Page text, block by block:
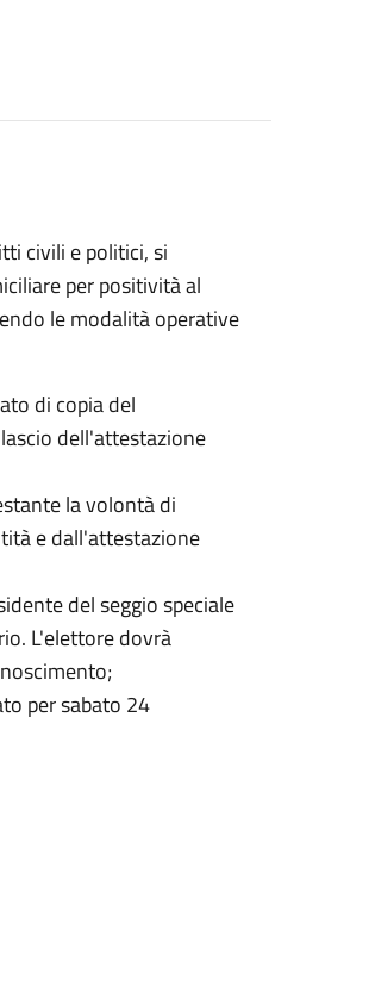
civili e politici, si
per positività al
le modalità operative
di copia del
dell'attestazione
la volontà di
e dall'attestazione
del seggio speciale
L'elettore dovrà
per sabato 24